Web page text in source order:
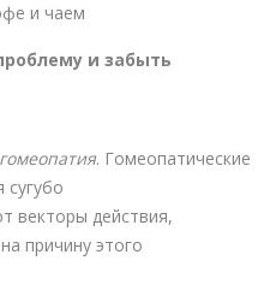
и чаем
и забыть
гомеопатия. Гомеопатические
сугубо
векторы действия,
причину этого